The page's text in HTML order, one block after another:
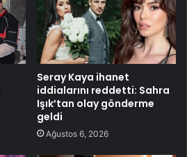
Seray Kaya ihanet
iddialarını reddetti: Sahra
Işık’tan olay gönderme
geldi
Ağustos 6, 2026